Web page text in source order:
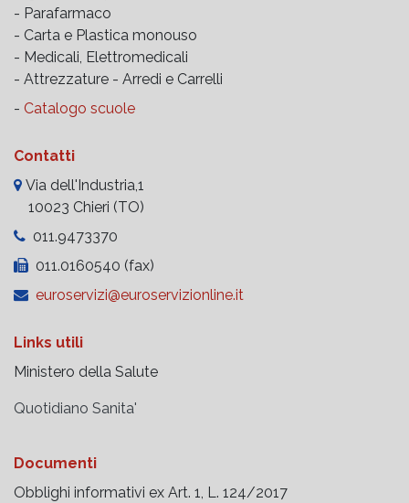
- Parafarmaco
- Carta e Plastica monouso
- Medicali, Elettromedicali
- Attrezzature - Arredi e Carrelli
- Catalogo scuole
Contatti
Via dell'Industria,1
10023 Chieri (TO)
011.9473370
011.0160540 (fax)
euroservizi@euroservizionline.it
Links utili
Ministero della Salute
Quotidiano Sanita'
Documenti
Obblighi informativi ex Art. 1, L. 124/2017